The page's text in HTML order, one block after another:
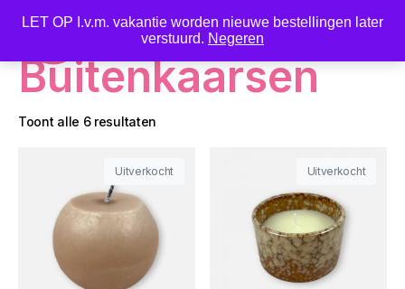
LET OP I.v.m. vakantie worden nieuwe bestellingen later
verstuurd. Negeren
Buitenkaarsen
Toont alle 6 resultaten
Uitverkocht Uitverkocht